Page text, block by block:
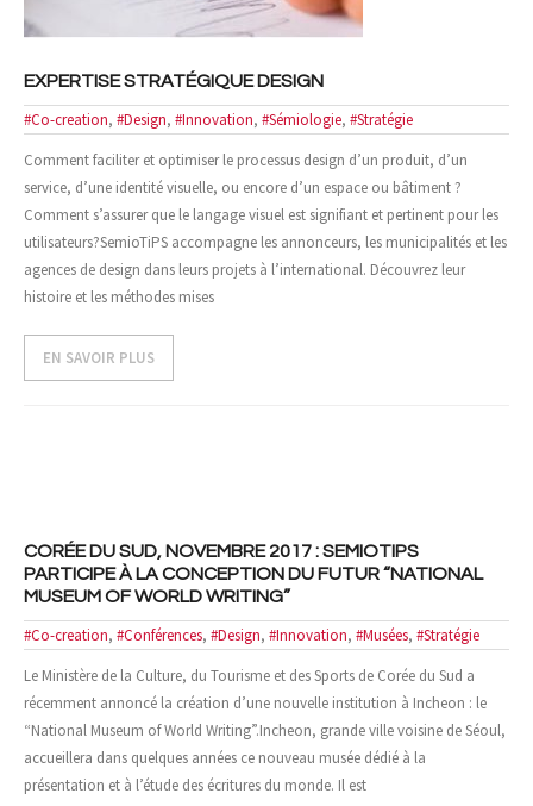
- Marques, commerce et services
- Organisations publiques, culture et loisirs
- Design et Architecture
- Web, technologies et médias
SOLUTIONS
- Votre problématique
- Nos méthodes
- Événements
- Publications
- Cas d'études
- Références
NOUS CONTACTER
EXPERTISE STRATÉGIQUE DESIGN
#Co-creation, #Design, #Innovation, #Sémiologie, #Stratégie
Comment faciliter et optimiser le processus design d’un produit, d’un
service, d’une identité visuelle, ou encore d’un espace ou bâtiment ?
Comment s’assurer que le langage visuel est signifiant et pertinent pour les
utilisateurs?SemioTiPS accompagne les annonceurs, les municipalités et les
agences de design dans leurs projets à l’international. Découvrez leur
histoire et les méthodes mises
EN SAVOIR PLUS
CORÉE DU SUD, NOVEMBRE 2017 : SEMIOTIPS
PARTICIPE À LA CONCEPTION DU FUTUR “NATIONAL
MUSEUM OF WORLD WRITING”
#Co-creation, #Conférences, #Design, #Innovation, #Musées, #Stratégie
Le Ministère de la Culture, du Tourisme et des Sports de Corée du Sud a
récemment annoncé la création d’une nouvelle institution à Incheon : le
“National Museum of World Writing”.Incheon, grande ville voisine de Séoul,
accueillera dans quelques années ce nouveau musée dédié à la
présentation et à l’étude des écritures du monde. Il est